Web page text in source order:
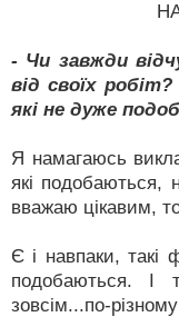
- Чи завжди
від своїх
які не дуже
Я намагаюсь
які
вважаю цікавим,
Є і навпаки, такі
подобаються. І
зовсім...по-